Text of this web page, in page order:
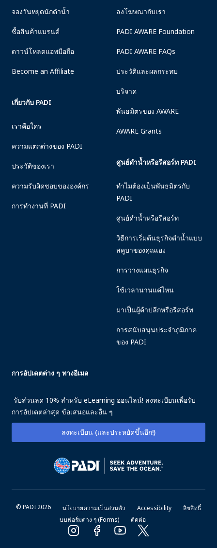
จองวันหยุดนักดำน้ำ
ซื้อสินค้าแบรนด์
ดาวน์โหลดแอพมือถือ
Become an Affiliate
เกี่ยวกับ PADI
เราคือใคร
ความแตกต่างของ PADI
ประวัติของเรา
ความรับผิดชอบขององค์กร
การทำงานที่ PADI
ลงโฆษณากับเรา
PADI AWARE Foundation
PADI AWARE FAQs
ประวัติและผลกระทบ
บริจาค
พันธมิตรของ AWARE
AWARE Grants
ศูนย์ดำน้ำหรือรีสอร์ท PADI
ทำไมต้องเป็นพันธมิตรกับ
PADI
ศูนย์ดำน้ำหรือรีสอร์ท
วิธีการเริ่มต้นธุรกิจดำน้ำแบบ
สคูบาของคุณเอง
การวางแผนธุรกิจ
ใช้เวลานานแค่ไหน
มาเป็นผู้ค้าปลีกหรือรีสอร์ท
การสนับสนุนประจำภูมิภาค
ของ PADI
การอัปเดตต่าง ๆ ทางอีเมล
รับส่วนลด 10% สำหรับ eLearning ออนไลน์! ลงทะเบียนเพื่อรับ
การอัปเดตล่าสุด ข้อเสนอและอื่น ๆ
ลงทะเบียน (และประหยัดขึ้นอีก!)
© PADI 2026 นโยบายความเป็นส่วนตัว Accessibility
ลิขสิทธิ์
บบฟอร์มต่าง ๆ (Forms)
ติดต่อ